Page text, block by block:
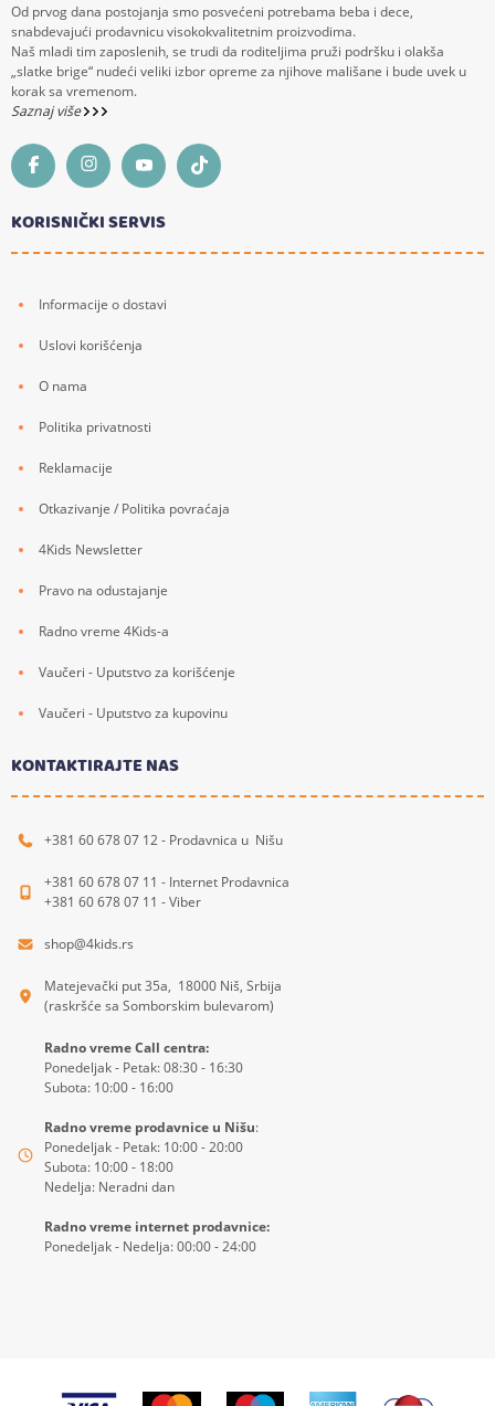
Od prvog dana postojanja smo posvećeni potrebama beba i dece,
snabdevajući prodavnicu visokokvalitetnim proizvodima.
Naš mladi tim zaposlenih, se trudi da roditeljima pruži podršku i olakša
„slatke brige“ nudeći veliki izbor opreme za njihove mališane i bude uvek u
korak sa vremenom.
Saznaj više
KORISNIČKI SERVIS
Informacije o dostavi
Uslovi korišćenja
O nama
Politika privatnosti
Reklamacije
Otkazivanje / Politika povraćaja
4Kids Newsletter
Pravo na odustajanje
Radno vreme 4Kids-a
Vaučeri - Uputstvo za korišćenje
Vaučeri - Uputstvo za kupovinu
KONTAKTIRAJTE NAS
+381 60 678 07 12 - Prodavnica u Nišu
+381 60 678 07 11 - Internet Prodavnica
+381 60 678 07 11 - Viber
shop@4kids.rs
Matejevački put 35a, 18000 Niš, Srbija
(raskršće sa Somborskim bulevarom)
Radno vreme Call centra:
Ponedeljak - Petak: 08:30 - 16:30
Subota: 10:00 - 16:00
Radno vreme prodavnice u Nišu:
Ponedeljak - Petak: 10:00 - 20:00
Subota: 10:00 - 18:00
Nedelja: Neradni dan
Radno vreme internet prodavnice:
Ponedeljak - Nedelja: 00:00 - 24:00